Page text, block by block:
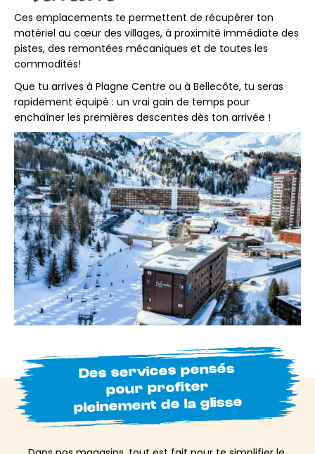
Ces emplacements te permettent de récupérer ton
matériel au cœur des villages, à proximité immédiate des
pistes, des remontées mécaniques et de toutes les
commodités!
Que tu arrives à Plagne Centre ou à Bellecôte, tu seras
rapidement équipé : un vrai gain de temps pour
enchaîner les premières descentes dès ton arrivée !
Des services pensés
pour profiter
pleinement de la glisse